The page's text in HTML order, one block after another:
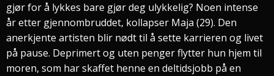
gjør for å lykkes bare gjør deg ulykkelig? Noen intense
år etter gjennombruddet, kollapser Maja (29). Den
anerkjente artisten blir nødt til å sette karrieren og livet
på pause. Deprimert og uten penger flytter hun hjem til
moren, som har skaffet henne en deltidsjobb på en